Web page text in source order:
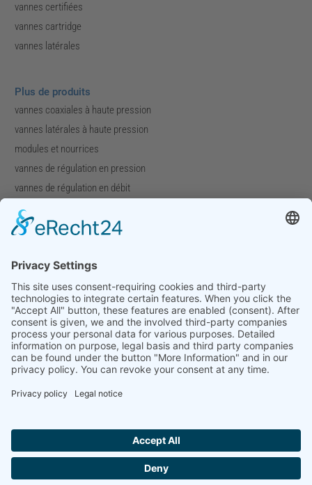
vannes certifiées
vannes cartridge
vannes latérales
Plus de produits
vannes coaxiales à haute pression
vannes latérales à haute pression
modules et nourrices
vannes de régulation en pression
vannes de régulation en débit
vannes spéciales
Entreprise
Profil de l'entreprise
Téléchargements
Foires
Contact